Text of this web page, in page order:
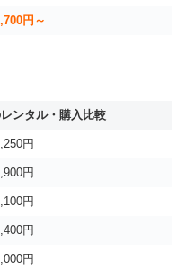
円～
ンタル・購入比較
円
円
円
円
円